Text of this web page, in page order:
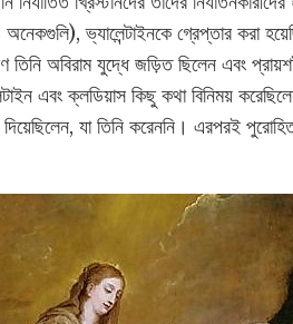
ভ্যালেন্টাইনকে গ্রেপ্তার করা
তিনি অবিরাম যুদ্ধে জড়িত ছিলেন এবং
এবং ক্লডিয়াস কিছু কথা বিনিময়
যা তিনি করেননি। এরপরই